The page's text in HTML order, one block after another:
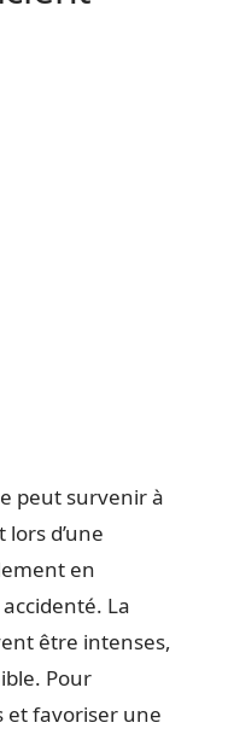
peut survenir à
d’une
en
La
être intenses,
Pour
et favoriser une